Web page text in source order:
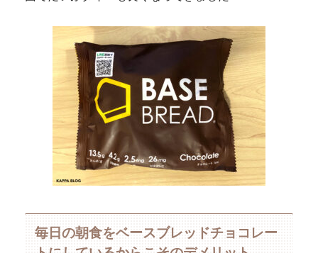
毎日の朝食をベースブレッドチョコレー